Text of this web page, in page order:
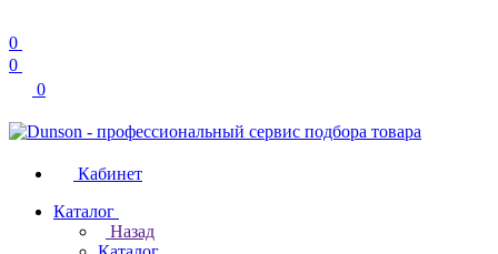
0
0
0
Кабинет
Каталог
Назад